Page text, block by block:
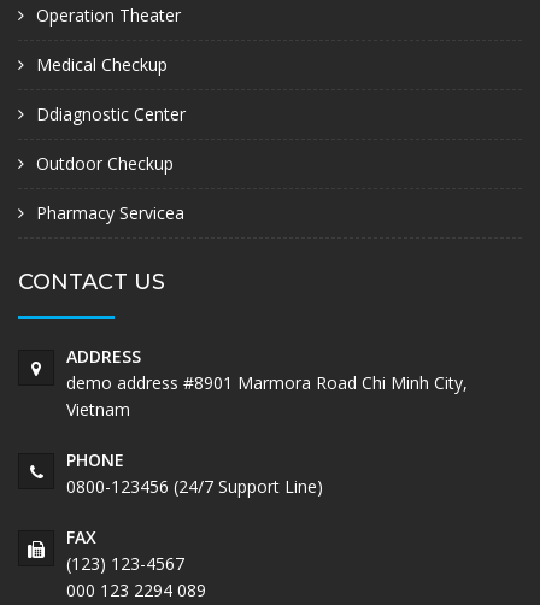
Operation Theater
Medical Checkup
Ddiagnostic Center
Outdoor Checkup
Pharmacy Servicea
CONTACT US
ADDRESS
demo address #8901 Marmora Road Chi Minh City,
Vietnam
PHONE
0800-123456 (24/7 Support Line)
FAX
(123) 123-4567
000 123 2294 089